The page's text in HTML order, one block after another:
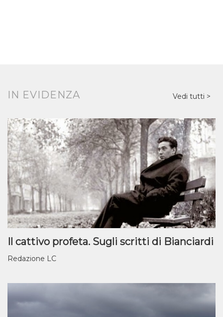
IN EVIDENZA Vedi tutti
Il cattivo profeta. Sugli scritti di Bianciardi
Redazione LC